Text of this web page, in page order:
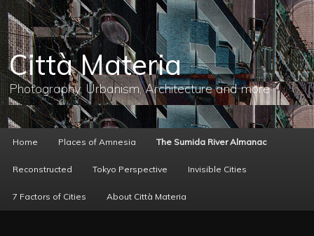
メ
イ
ン
コ
ン
テ
ン
へ
移
動
Città Materia
Photography, Urbanism, Architecture and more
ー
Home Places of Amnesia The Sumida River Almanac
Reconstructed Tokyo Perspective Invisible Cities
7 Factors of Cities About Città Materia